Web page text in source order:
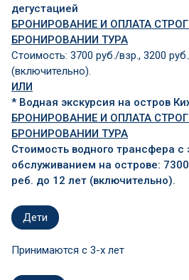
дегустацией
БРОНИРОВАНИЕ И ОПЛАТА
БРОНИРОВАНИИ ТУРА
Стоимость: 3700 руб./взр., 3200
(включительно).
ИЛИ
* Водная экскурсия на остров
БРОНИРОВАНИЕ И ОПЛАТА
БРОНИРОВАНИИ ТУРА
Стоимость водного трансфера с
обслуживанием на острове:
реб. до 12 лет (включительно).
Дети
Принимаются c 3-х лет